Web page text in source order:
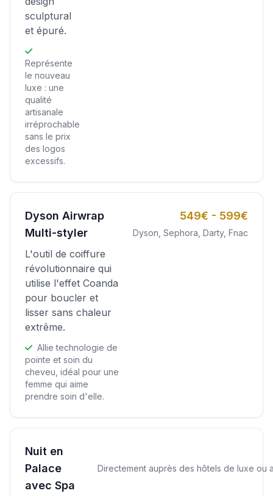
sculptural
et épuré.
Représente
le nouveau
luxe : une
qualité
artisanale
irréprochable
sans le prix
des logos
excessifs.
Dyson Airwrap
Multi-styler
L'outil de coiffure
révolutionnaire qui
utilise l'effet Coanda
pour boucler et
lisser sans chaleur
extrême.
Allie technologie de
pointe et soin du
cheveu, idéal pour une
femme qui aime
prendre soin d'elle.
549€ - 599€
Dyson, Sephora, Darty, Fnac
Nuit en
Palace
avec Spa
Directement auprès des hôtels de luxe ou